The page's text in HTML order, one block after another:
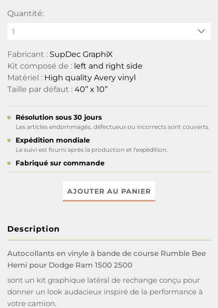
Quantité:
Fabricant : SupDec GraphiX
Kit composé de : left and right side
Matériel : High quality Avery vinyl
Taille par défaut : 40’’ x 10’’
Résolution sous 30 jours
Les articles endommagés, défectueux ou incorrects sont couverts.
Expédition mondiale
Le suivi est fourni après la production et l'expédition.
Fabriqué sur commande
AJOUTER AU PANIER
Description
Autocollants en vinyle à bande de course Rumble Bee
Hemi pour Dodge Ram 1500 2500
sont un kit graphique latéral de rechange conçu pour
donner un look audacieux inspiré de la performance à
votre camion.